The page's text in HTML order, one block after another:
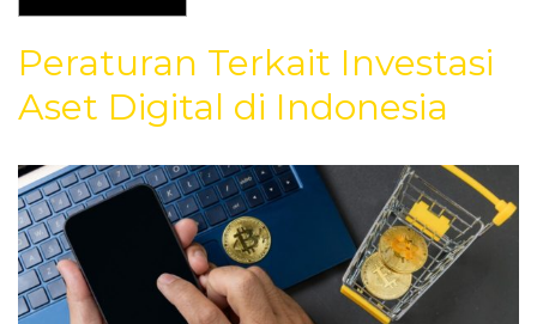
Peraturan Terkait Investasi
Aset Digital di Indonesia